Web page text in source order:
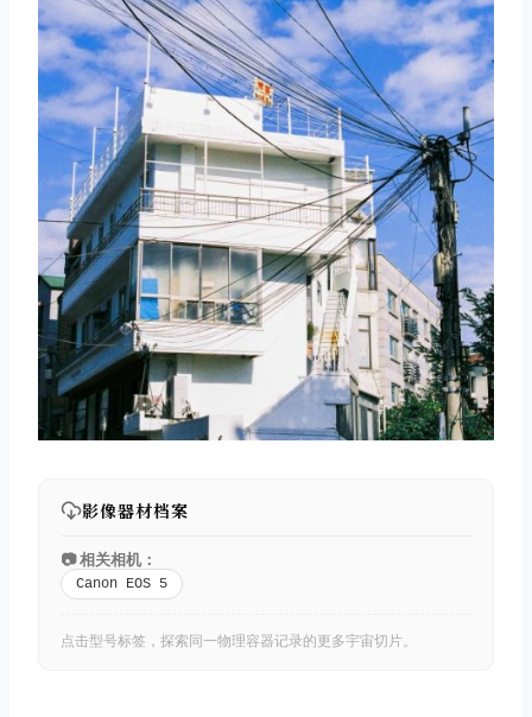
影像器材档案
📷 相关相机：
Canon EOS 5
点击型号标签，探索同一物理容器记录的更多宇宙切片。